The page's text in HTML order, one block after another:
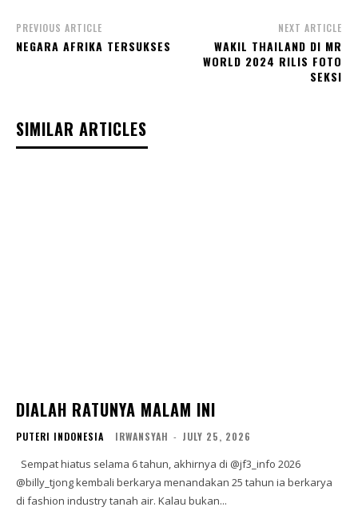
PREVIOUS ARTICLE
NEGARA AFRIKA TERSUKSES
NEXT ARTICLE
WAKIL THAILAND DI MR
WORLD 2024 RILIS FOTO
SEKSI
SIMILAR ARTICLES
DIALAH RATUNYA MALAM INI
PUTERI INDONESIA IRWANSYAH - JULY 25, 2026
@billy_tjong kembali berkarya menandakan 25 tahun ia berkarya
di fashion industry tanah air. Kalau bukan...